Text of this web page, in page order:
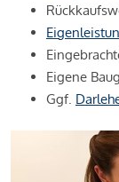
Eigene
Ggf.